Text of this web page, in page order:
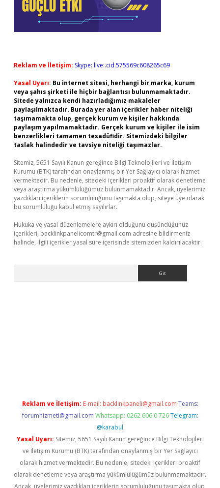
Reklam ve İletişim: Skype: live:.cid.575569c608265c69
Yasal Uyarı: Bu internet sitesi, herhangi bir marka, kurum
veya şahıs şirketi ile hiçbir bağlantısı bulunmamaktadır.
Sitede yalnızca kendi hazırladığımız makaleler
paylaşılmaktadır. Burada yer alan içerikler haber niteliği
taşımamakta olup, gerçek kurum ve kişiler hakkında
paylaşım yapılmamaktadır. Gerçek kurum ve kişiler ile isim
benzerlikleri tamamen tesadüfidir. Sitemizdeki bilgiler
taslak halindedir ve tavsiye niteliği taşımazlar.
Sitemiz, 5651 Sayılı Kanun gereğince Bilgi Teknolojileri ve İletişim
Kurumu (BTK) tarafından onaylanmış bir Yer Sağlayıcı olarak hizmet
vermektedir. Bu nedenle, sitedeki içerikleri proaktif olarak denetleme
veya araştırma yükümlülüğümüz bulunmamaktadır. Ancak, üyelerimiz
yazdıkları içeriklerin sorumluluğunu taşımakta olup, siteye üye olarak
bu sorumluluğu kabul etmiş sayılırlar.
Hukuka ve yasal düzenlemelere aykırı olduğunu düşündüğünüz
içerikleri, backlinkpanelicomtr@gmail.com adresine bildirmeniz
halinde, ilgili içerikler yasal süre içerisinde sitemizden kaldırılacaktır.
Reklam ve İletişim: E-mail: backlinkpaneli@gmail.com Teams:
forumhizmeti@gmail.com Whatsapp: 0262 606 0 726 Telegram:
@karabul
Yasal Uyarı: Sitemiz, 5651 Sayılı Kanun gereğince Bilgi Teknolojileri
ve İletişim Kurumu (BTK) tarafından onaylanmış bir Yer Sağlayıcı
olarak hizmet vermektedir. Bu nedenle, sitedeki içerikleri proaktif
olarak denetleme veya araştırma yükümlülüğümüz bulunmamaktadır.
Ancak, üyelerimiz yazdıkları içeriklerin sorumluluğunu taşımakta olup,